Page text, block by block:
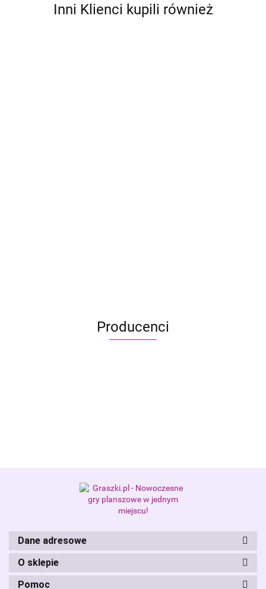
Inni Klienci kupili również
Producenci
Alis Games – producent gier
planszowych i RPG
Dane adresowe
O sklepie
Pomoc